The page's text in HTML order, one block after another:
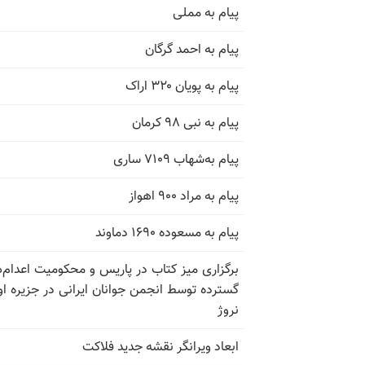
پیام به مملی
پیام به احمد گرگان
پیام به پویان ۳۲۰ اراک
پیام به نبی ۹۸ کرمان
پیام به‌شهاب ۷۱۰۹ ساری
پیام به مراد ۹۰۰ اهواز
پیام به مسعوده ۱۶۹۰ دماوند
برگزاری میز کتاب در پاریس و محکومیت
گسترده توسط انجمن جوانان ایرانی در جزیره
نروژ
ابعاد ویرانگر نقشه جدید فلاکت